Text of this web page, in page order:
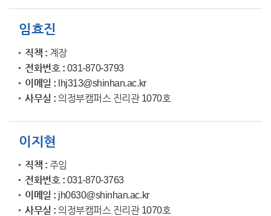
임효진
직책
계장
전화번호
031-870-3793
이메일
lhj313@shinhan.ac.kr
사무실
의정부캠퍼스 진리관 1070호
이지현
직책
주임
전화번호
031-870-3763
이메일
jh0630@shinhan.ac.kr
사무실
의정부캠퍼스 진리관 1070호